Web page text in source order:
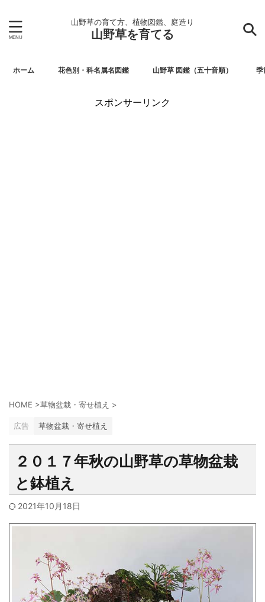
山野草の育て方、植物図鑑、庭造り
山野草を育てる
ホーム 花色別・科名属名図鑑 山野草 図鑑（五十音順） 季
スポンサーリンク
HOME >草物盆栽・寄せ植え >
広告 草物盆栽・寄せ植え
２０１７年秋の山野草の草物盆栽
と鉢植え
2021年10月18日